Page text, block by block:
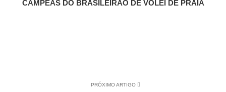
CAMPEÃS DO BRASILEIRÃO DE VÔLEI DE PRAIA
PRÓXIMO ARTIGO